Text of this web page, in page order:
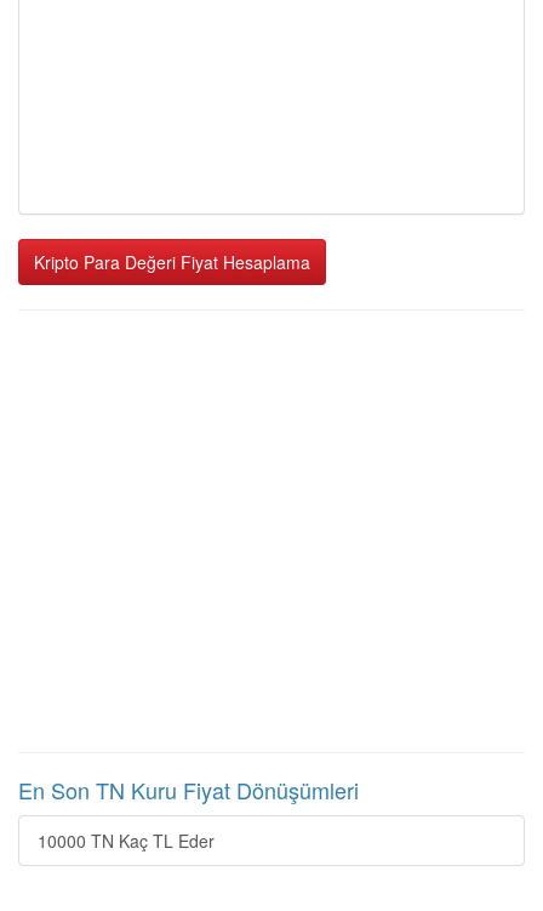
Kripto Para Değeri Fiyat Hesaplama
En Son TN Kuru Fiyat Dönüşümleri
10000 TN Kaç TL Eder